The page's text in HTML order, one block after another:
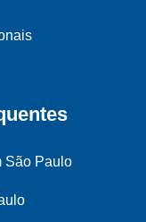
São Paulo